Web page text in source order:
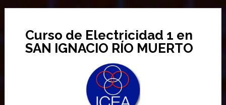
Curso de Electricidad 1 en
SAN IGNACIO RÍO MUERTO